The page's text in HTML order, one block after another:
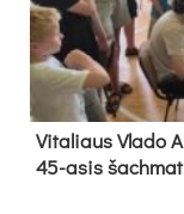
Vi­ta­liaus Vla­do
45-asis